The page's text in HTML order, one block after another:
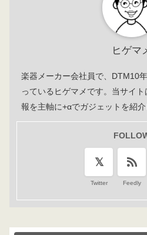
ヒゲマ
楽器メーカー会社員で、DTM10
っているヒゲマメです。当サイ
報を主軸に+αでガジェットを紹介
Twitter Feedly